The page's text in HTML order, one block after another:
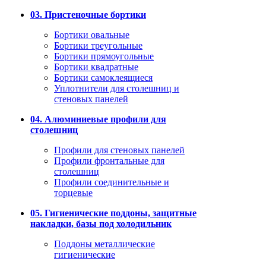
03. Пристеночные бортики
Бортики овальные
Бортики треугольные
Бортики прямоугольные
Бортики квадратные
Бортики самоклеящиеся
Уплотнители для столешниц и
стеновых панелей
04. Алюминиевые профили для
столешниц
Профили для стеновых панелей
Профили фронтальные для
столешниц
Профили соединительные и
торцевые
05. Гигиенические поддоны, защитные
накладки, базы под холодильник
Поддоны металлические
гигиенические